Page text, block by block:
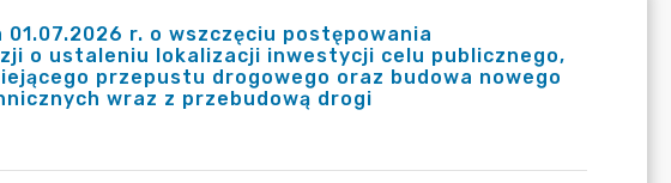
01.07.2026 r. o wszczęciu postępowania
o ustaleniu lokalizacji inwestycji celu publicznego,
przepustu drogowego oraz budowa nowego
wraz z przebudową drogi